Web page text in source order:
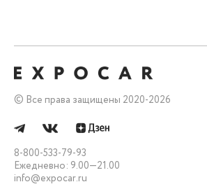
Все права защищены 2020-2026
8-800-533-79-93
Ежедневно: 9.00—21.00
info@expocar.ru